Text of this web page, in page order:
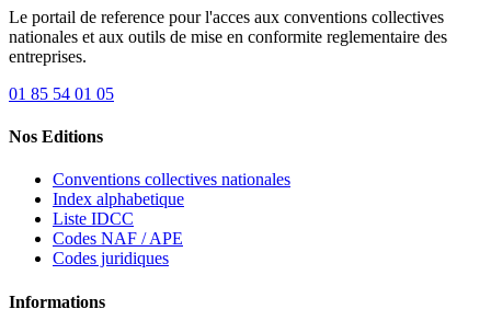
Le portail de reference pour l'acces aux conventions collectives
nationales et aux outils de mise en conformite reglementaire des
entreprises.
01 85 54 01 05
Nos Editions
Conventions collectives nationales
Index alphabetique
Liste IDCC
Codes NAF / APE
Codes juridiques
Informations